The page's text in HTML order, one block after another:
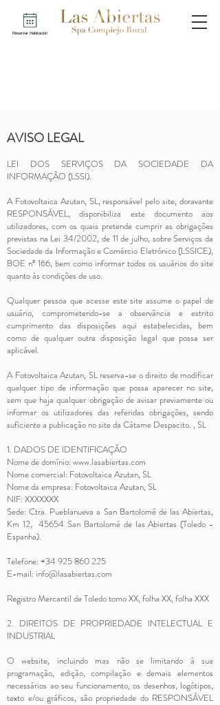
Reservar Habitación
AVISO LEGAL
LEI DOS SERVIÇOS DA SOCIEDADE DA
INFORMAÇÃO (LSSI).
A Fotovoltaica Azutan, SL, responsável pelo site, doravante
RESPONSÁVEL, disponibiliza este documento aos
utilizadores, com os quais pretende cumprir as obrigações
previstas na Lei 34/2002, de 11 de julho, sobre Serviços da
Sociedade da Informação e Comércio Eletrónico (LSSICE),
BOE nº 166, bem como informar todos os usuários do site
quanto às condições de uso.
Qualquer pessoa que acesse este site assume o papel de
usuário, comprometendo-se a observância e estrito
cumprimento das disposições aqui estabelecidas, bem
como de qualquer outra disposição legal que possa ser
aplicável.
A Fotovoltaica Azutan, SL reserva-se o direito de modificar
qualquer tipo de informação que possa aparecer no site,
sem que haja qualquer obrigação de avisar previamente ou
informar os utilizadores das referidas obrigações, sendo
suficiente a publicação no site da Cátame Despacito. , SL
1. DADOS DE IDENTIFICAÇÃO
Nome de domínio:www.lasabiertas.com
Nome comercial: Fotovoltaica Azutan, SL
Nome da empresa: Fotovoltaica Azutan, SL
NIF: XXXXXXX
Sede: Ctra. Pueblanueva a San Bartolomé de las Abiertas,
Km 12, 45654 San Bartolomé de las Abiertas (Toledo -
Espanha).
Telefone:+34 925 860 225
E-mail: info@lasabiertas.com
Registro Mercantil de Toledo tomo XX, folha XX, folha XXX
2. DIREITOS DE PROPRIEDADE INTELECTUAL E
INDUSTRIAL
O website, incluindo mas não se limitando à sua
programação, edição, compilação e demais elementos
necessários ao seu funcionamento, os desenhos, logótipos,
texto e/ou gráficos, são propriedade do RESPONSÁVEL